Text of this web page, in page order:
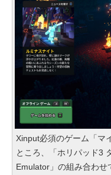
Xinput必須のゲーム「マ
ところ、「ホリパッド3
Emulator」の組み合わせ